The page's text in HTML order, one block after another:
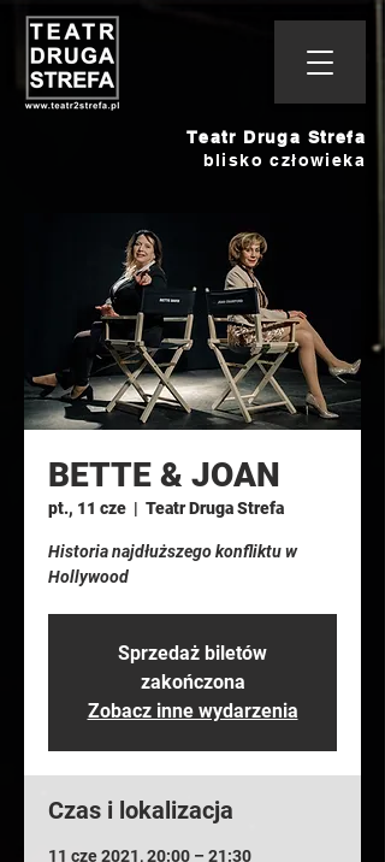
Teatr Druga Strefa
blisko człowieka
BETTE & JOAN
pt., 11 cze
  |
Teatr Druga Strefa
Historia najdłuższego konfliktu w
Hollywood
Sprzedaż biletów
zakończona
Zobacz inne wydarzenia
Czas i lokalizacja
11 cze 2021, 20:00 – 21:30